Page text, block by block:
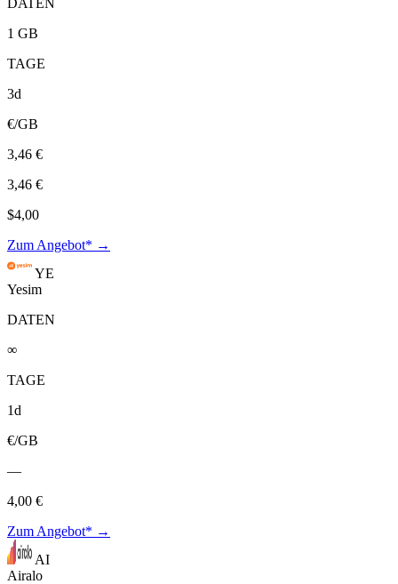
1 GB
TAGE
3d
€/GB
3,46 €
3,46 €
$4,00
Zum Angebot* →
YE
Yesim
DATEN
∞
TAGE
1d
€/GB
—
4,00 €
Zum Angebot* →
AI
Airalo